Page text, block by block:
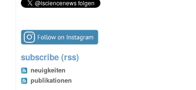
subscribe (rss)
neuigkeiten
publikationen